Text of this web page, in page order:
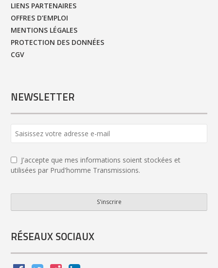
LIENS PARTENAIRES
OFFRES D’EMPLOI
MENTIONS LÉGALES
PROTECTION DES DONNÉES
CGV
NEWSLETTER
J'accepte que mes informations soient stockées et
utilisées par Prud'homme Transmissions.
S'inscrire
URL *
RÉSEAUX SOCIAUX